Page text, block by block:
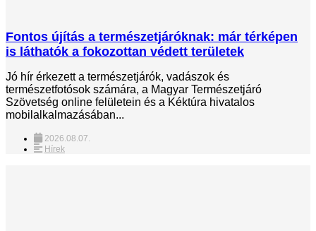
Fontos újítás a természetjáróknak: már térképen
is láthatók a fokozottan védett területek
Jó hír érkezett a természetjárók, vadászok és
természetfotósok számára, a Magyar Természetjáró
Szövetség online felületein és a Kéktúra hivatalos
mobilalkalmazásában...
2026.08.07.
Hírek